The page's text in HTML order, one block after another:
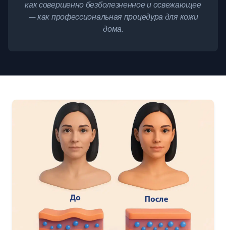
как совершенно безболезненное и освежающее
— как профессиональная процедура для кожи
дома.